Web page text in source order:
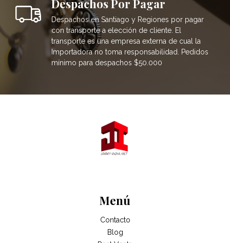
Despachos Por Pagar
Despachos en Santiago y Regiones por pagar
con transporte a elección de cliente. El
transporte es una empresa externa de cual la
Importadora no toma responsabilidad. Pedidos
mínimo para despachos $50.000
Menú
Contacto
Blog